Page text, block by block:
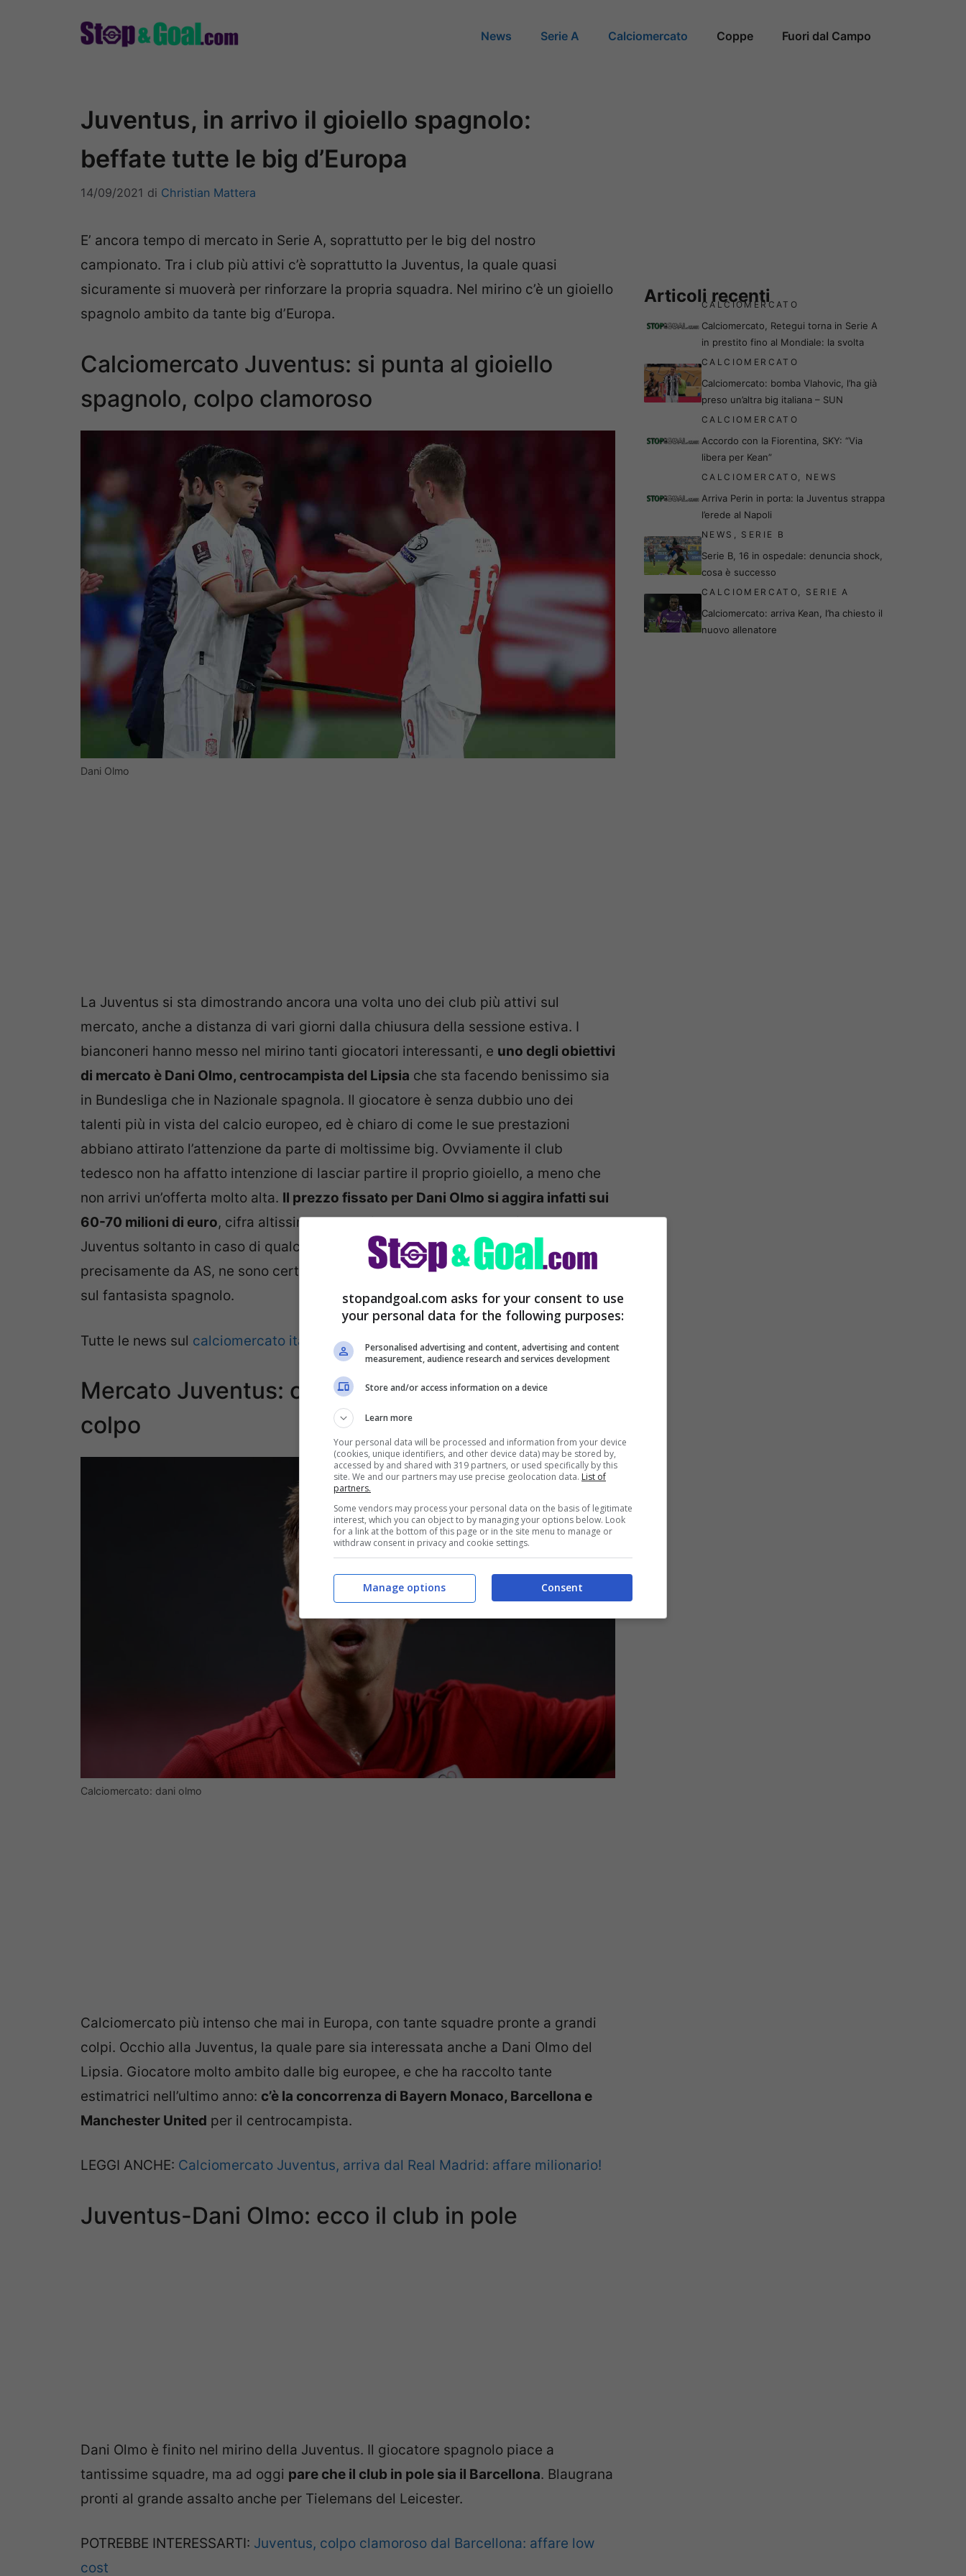
News Serie A Calciomercato Coppe Fuori dal Campo
Juventus, in arrivo il gioiello spagnolo:
beffate tutte le big d’Europa
14/09/2021 di Christian Mattera
E’ ancora tempo di mercato in Serie A, soprattutto per le big del nostro
campionato. Tra i club più attivi c’è soprattutto la Juventus, la quale quasi
sicuramente si muoverà per rinforzare la propria squadra. Nel mirino c’è un gioiello
spagnolo ambito da tante big d’Europa.
Calciomercato Juventus: si punta al gioiello
spagnolo, colpo clamoroso
Dani Olmo
La Juventus si sta dimostrando ancora una volta uno dei club più attivi sul
mercato, anche a distanza di vari giorni dalla chiusura della sessione estiva. I
bianconeri hanno messo nel mirino tanti giocatori interessanti, e uno degli obiettivi
di mercato è Dani Olmo, centrocampista del Lipsia che sta facendo benissimo sia
in Bundesliga che in Nazionale spagnola. Il giocatore è senza dubbio uno dei
talenti più in vista del calcio europeo, ed è chiaro di come le sue prestazioni
abbiano attirato l’attenzione da parte di moltissime big. Ovviamente il club
tedesco non ha affatto intenzione di lasciar partire il proprio gioiello, a meno che
non arrivi un’offerta molto alta. Il prezzo fissato per Dani Olmo si aggira infatti sui
60-70 milioni di euro, cifra altissima, e che diventerebbe abbordabile per la
Juventus soltanto in caso di qualche cessione importante. Dalla Spagna, più
precisamente da AS, ne sono certi però: anche la Juventus è pronta a piombare
sul fantasista spagnolo.
Tutte le news sul calciomercato italianoe non solo: CLICCA QUI!
Mercato Juventus: concorrenza big per un super
colpo
Calciomercato: dani olmo
Calciomercato più intenso che mai in Europa, con tante squadre pronte a grandi
colpi. Occhio alla Juventus, la quale pare sia interessata anche a Dani Olmo del
Lipsia. Giocatore molto ambito dalle big europee, e che ha raccolto tante
estimatrici nell’ultimo anno: c’è la concorrenza di Bayern Monaco, Barcellona e
Manchester United per il centrocampista.
LEGGI ANCHE: Calciomercato Juventus, arriva dal Real Madrid: affare milionario!
Juventus-Dani Olmo: ecco il club in pole
Dani Olmo è finito nel mirino della Juventus. Il giocatore spagnolo piace a
tantissime squadre, ma ad oggi pare che il club in pole sia il Barcellona. Blaugrana
pronti al grande assalto anche per Tielemans del Leicester.
POTREBBE INTERESSARTI: Juventus, colpo clamoroso dal Barcellona: affare low
cost
Articoli recenti
CALCIOMERCATO
Calciomercato, Retegui torna in Serie A
in prestito fino al Mondiale: la svolta
CALCIOMERCATO
Calciomercato: bomba Vlahovic, l’ha già
preso un’altra big italiana – SUN
CALCIOMERCATO
Accordo con la Fiorentina, SKY: “Via
libera per Kean”
CALCIOMERCATO, NEWS
Arriva Perin in porta: la Juventus strappa
l’erede al Napoli
NEWS , SERIE B
Serie B, 16 in ospedale: denuncia shock,
cosa è successo
CALCIOMERCATO, SERIE A
Calciomercato: arriva Kean, l’ha chiesto il
nuovo allenatore
stopandgoal.com asks for your consent to use
your personal data for the following purposes:
Personalised advertising and content, advertising and content
measurement, audience research and services development
Store and/or access information on a device
Learn more
Your personal data will be processed and information from your device
(cookies, unique identifiers, and other device data) may be stored by,
accessed by and shared with 319 partners, or used specifically by this
site. We and our partners may use precise geolocation data. List of
partners.
Some vendors may process your personal data on the basis of legitimate
interest, which you can object to by managing your options below. Look
for a link at the bottom of this page or in the site menu to manage or
withdraw consent in privacy and cookie settings.
Consent
Manage options